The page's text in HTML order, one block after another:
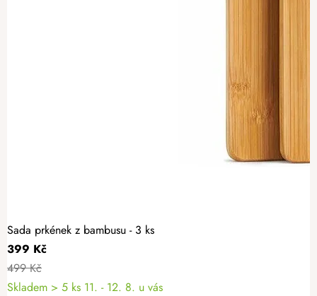
Sada prkének z bambusu - 3 ks
399 Kč
499 Kč
Skladem > 5 ks 11. - 12. 8. u vás